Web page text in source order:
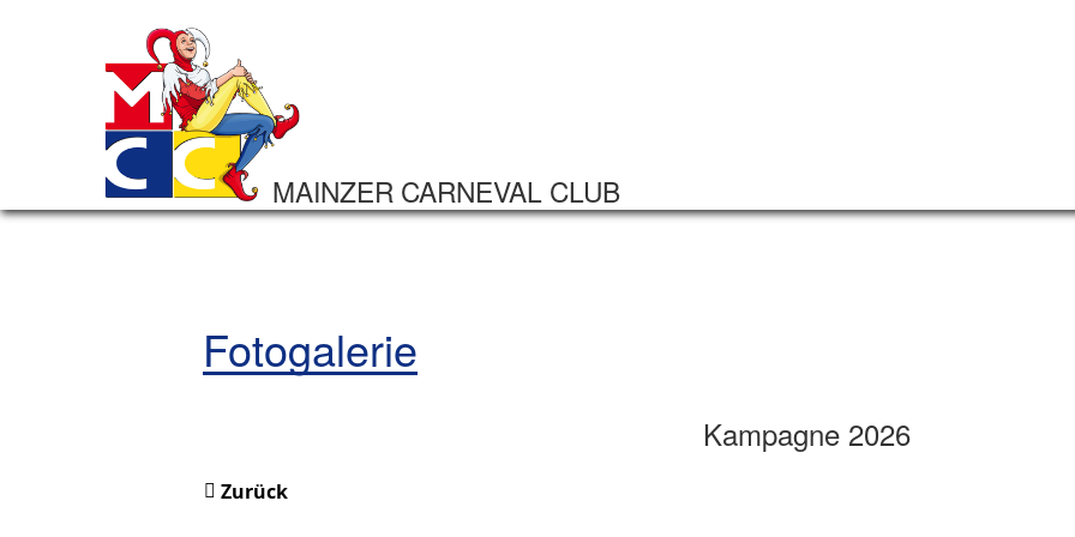
MAINZER CARNEVAL CLUB
Fotogalerie
Kampagne 2026
Zurück